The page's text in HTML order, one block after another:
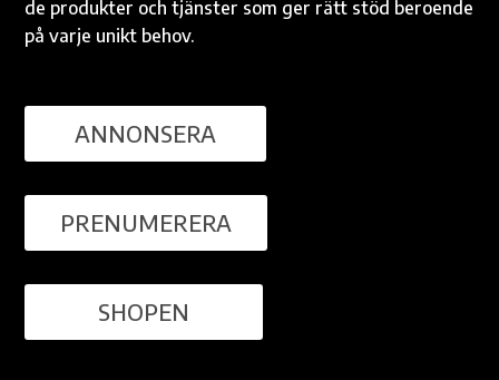
de produkter och tjänster som ger rätt stöd beroende
på varje unikt behov.
ANNONSERA
PRENUMERERA
SHOPEN